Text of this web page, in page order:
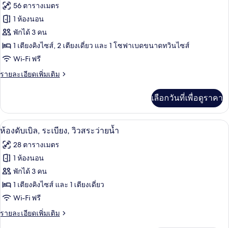
(Preferred
Club,
2
Adults
+
1
Child)
ใช้
คลับ
เลา
นจ์
ได้,
วิว
ทะเล
Club,
+
Child)
ทั้งหมด
ของ
ห้อง
สวีท,
ใช้
คลับ
นจ์
ได้,
วิว
ทะเล
(Preferred
Club,
3
Persons)
56 ตารางเมตร
1 ห้องนอน
พักได้ 3 คน
1 เตียงคิงไซส์, 2 เตียงเดี่ยว และ 1 โซฟาเบดขนาดทวินไซส์
Wi-Fi ฟรี
รายละเอียดเพิ่มเติม
ราย
เกี่ยว
กับ
ห้อง
ท,
ใช้
เลา
นจ์
ได้,
วิว
ทะเล
เลือกวันที่เพื่อดูราคา
เปิด
ภาพถ่าย
ทั้งหมด
ของ
ห้อง
ดับเบิล,
ระเบียง,
มินิบาร์, ตู้นิรภัยในห้องพัก, โต๊ะทำงาน,
5
ห้องดับเบิล, ระเบียง, วิวสระว่ายน้ำ
28 ตารางเมตร
1 ห้องนอน
พักได้ 3 คน
1 เตียงคิงไซส์ และ 1 เตียงเดี่ยว
Wi-Fi ฟรี
รายละเอียดเพิ่มเติม
ราย